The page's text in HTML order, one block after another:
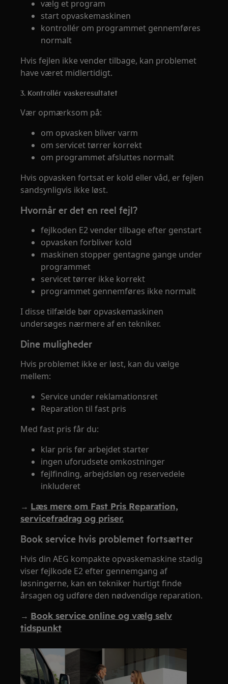
vælg et program
start opvaskemaskinen
kontrollér om programmet gennemføres
normalt
Hvis fejlen ikke vender tilbage, kan problemet
have været midlertidigt.
3. Kontrollér vaskeresultatet
Vær opmærksom på:
om opvasken bliver varm
om servicet tørrer korrekt
om programmet afsluttes normalt
Hvis opvasken fortsat er kold eller våd, er fejlen
sandsynligvis ikke løst.
Hvornår er det en reel fejl?
fejlkoden E2 vender tilbage efter genstart
opvasken forbliver kold
maskinen stopper gentagne gange under
programmet
servicet tørrer ikke korrekt
programmet gennemføres ikke normalt
I disse tilfælde bør opvaskemaskinen
undersøges nærmere af en tekniker.
Dine muligheder
Hvis problemet ikke er løst, kan du vælge
mellem:
Service under reklamationsret
Reparation til fast pris
Med fast pris får du:
klar pris før arbejdet starter
ingen uforudsete omkostninger
fejlfinding, arbejdsløn og reservedele
inkluderet
→ Læs mere om Fast Pris Reparation,
servicefradrag og priser.
Book service hvis problemet fortsætter
Hvis din AEG kompakte opvaskemaskine stadig
viser fejlkode E2 efter gennemgang af
løsningerne, kan en tekniker hurtigt finde
årsagen og udføre den nødvendige reparation.
→ Book service online og vælg selv
tidspunkt